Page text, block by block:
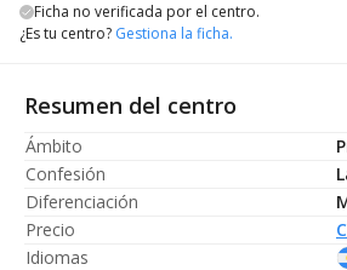
Ficha no verificada por el centro.
¿Es tu centro? Gestiona la ficha.
Resumen del centro
Ámbito
Confesión
Diferenciación
Precio
Idiomas